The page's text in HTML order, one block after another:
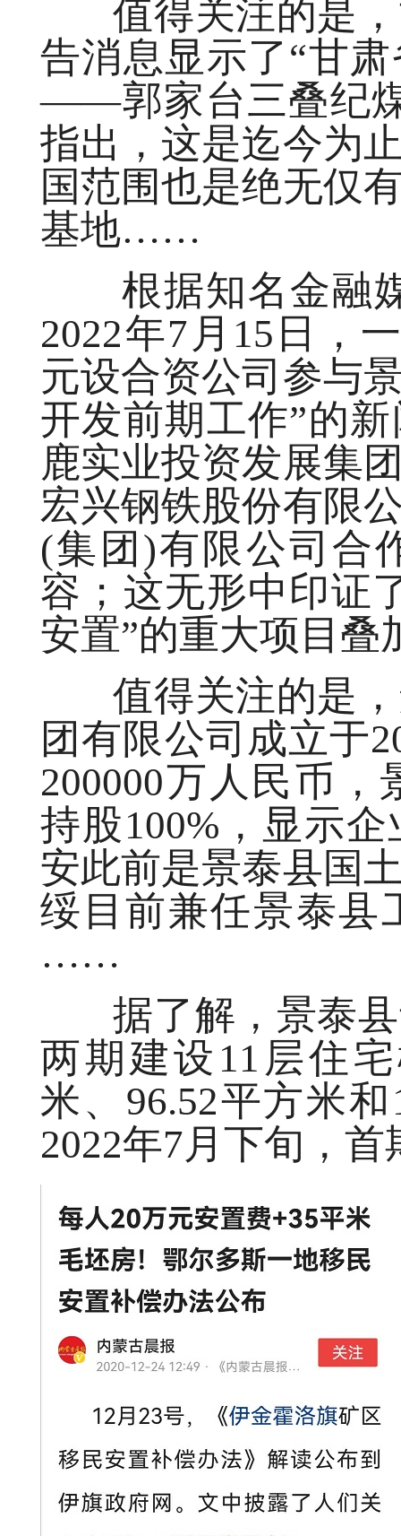
值得关注的是，
告消息显示了“甘
——郭家台三叠纪
指出，这是迄今为
国范围也是绝无仅
基地……
根据知名金融媒
2022年7月15日，
元设合资公司参与
开发前期工作”的
鹿实业投资发展集
宏兴钢铁股份有限
(集团)有限公司合
容；这无形中印证
安置”的重大项目叠
值得关注的是，
团有限公司成立于
200000万人民币
持股100%，显示
安此前是景泰县国
绥目前兼任景泰县
……
据了解，景泰县
两期建设11层住
米、96.52平方米
2022年7月下旬，